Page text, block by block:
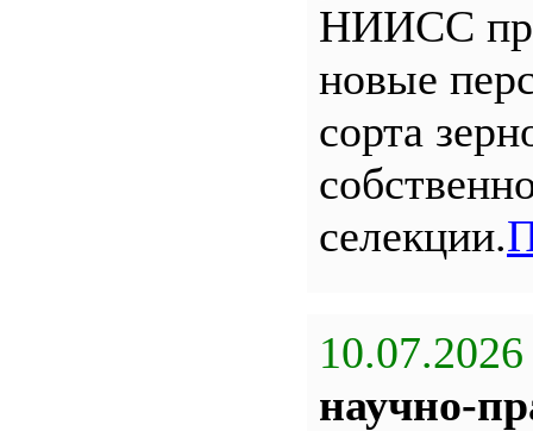
НИИСС
новые
сорта
селекции.
10.07.2026
научно-